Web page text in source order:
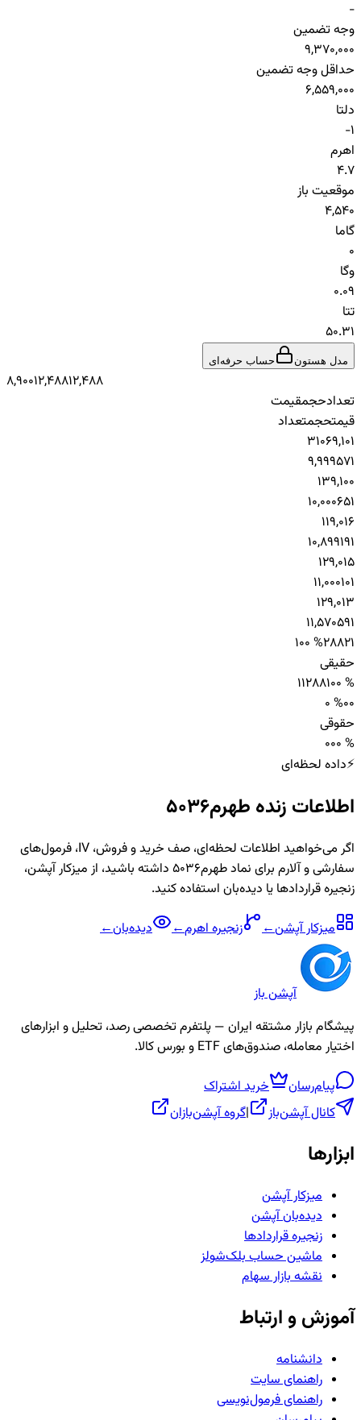
-
وجه تضمین
9,370,000
حداقل وجه تضمین
6,559,000
دلتا
-1
اهرم
4.7
موقعیت باز
4,540
گاما
0
وگا
0.09
تتا
50.31
مدل هستون حساب حرفه‌ای
8,90012,48812,488
تعدادحجمقیمت
قیمتحجمتعداد
31069,101
9,999571
139,100
10,000651
119,016
10,899191
129,015
11,000101
129,013
11,570591
21
288
100 %
حقیقی
100 %
288
11
0
0
0 %
حقوقی
0 %
0
0
⚡داده لحظه‌ای
اطلاعات زنده طهرم5036
اگر می‌خواهید اطلاعات لحظه‌ای، صف خرید و فروش، IV، فرمول‌های
سفارشی و آلارم برای نمادطهرم5036
داشته باشید، از میزکار آپشن،
زنجیره قراردادها یا دیده‌بان استفاده کنید.
میزکار آپشن← زنجیرهاهرم← دیده‌بان←
آپشن باز
پیشگام بازار مشتقه ایران — پلتفرم تخصصی رصد، تحلیل و ابزارهای
اختیار معامله، صندوق‌های ETF و بورس کالا.
پیام‌رسان
خرید اشتراک
کانال آپشن‌باز
|گروه آپشن‌بازان
ابزارها
میزکار آپشن
دیده‌بان آپشن
زنجیره قراردادها
ماشین حساب بلک‌شولز
نقشه بازار سهام
آموزش و ارتباط
دانشنامه
راهنمای سایت
راهنمای فرمول‌نویسی